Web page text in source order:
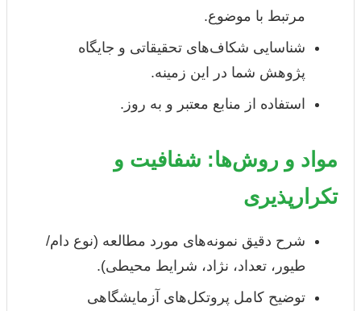
مرتبط با موضوع.
شناسایی شکاف‌های تحقیقاتی و جایگاه
پژوهش شما در این زمینه.
استفاده از منابع معتبر و به روز.
مواد و روش‌ها: شفافیت و
تکرارپذیری
شرح دقیق نمونه‌های مورد مطالعه (نوع دام/
طیور، تعداد، نژاد، شرایط محیطی).
توضیح کامل پروتکل‌های آزمایشگاهی